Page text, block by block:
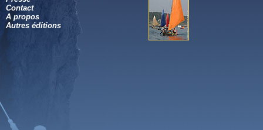
Contact
A propos
Autres éditions